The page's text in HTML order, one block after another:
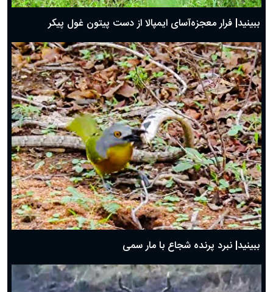
ببینید| فرار معجزه‌آسای ایمپالا از دست پیتون غول پیکر
ببینید| نبرد پرنده شجاع با مار سمی